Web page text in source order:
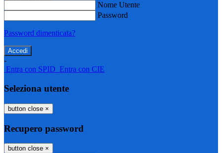
Nome Utente
Password
Password dimenticata?
-
Entra con SPID Entra con CIE
Seleziona utente
button close ×
Recupero password
button close ×